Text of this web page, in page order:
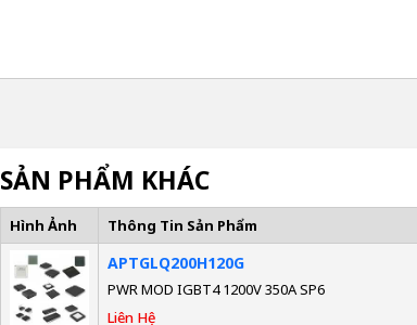
SẢN PHẨM KHÁC
Hình Ảnh Thông Tin Sản Phẩm
APTGLQ200H120G
PWR MOD IGBT4 1200V 350A SP6
Liên Hệ